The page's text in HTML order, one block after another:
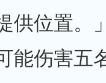
供位置。
能伤害五